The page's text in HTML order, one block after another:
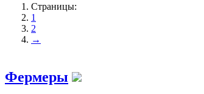
Страницы:
1
2
→
Фермеры